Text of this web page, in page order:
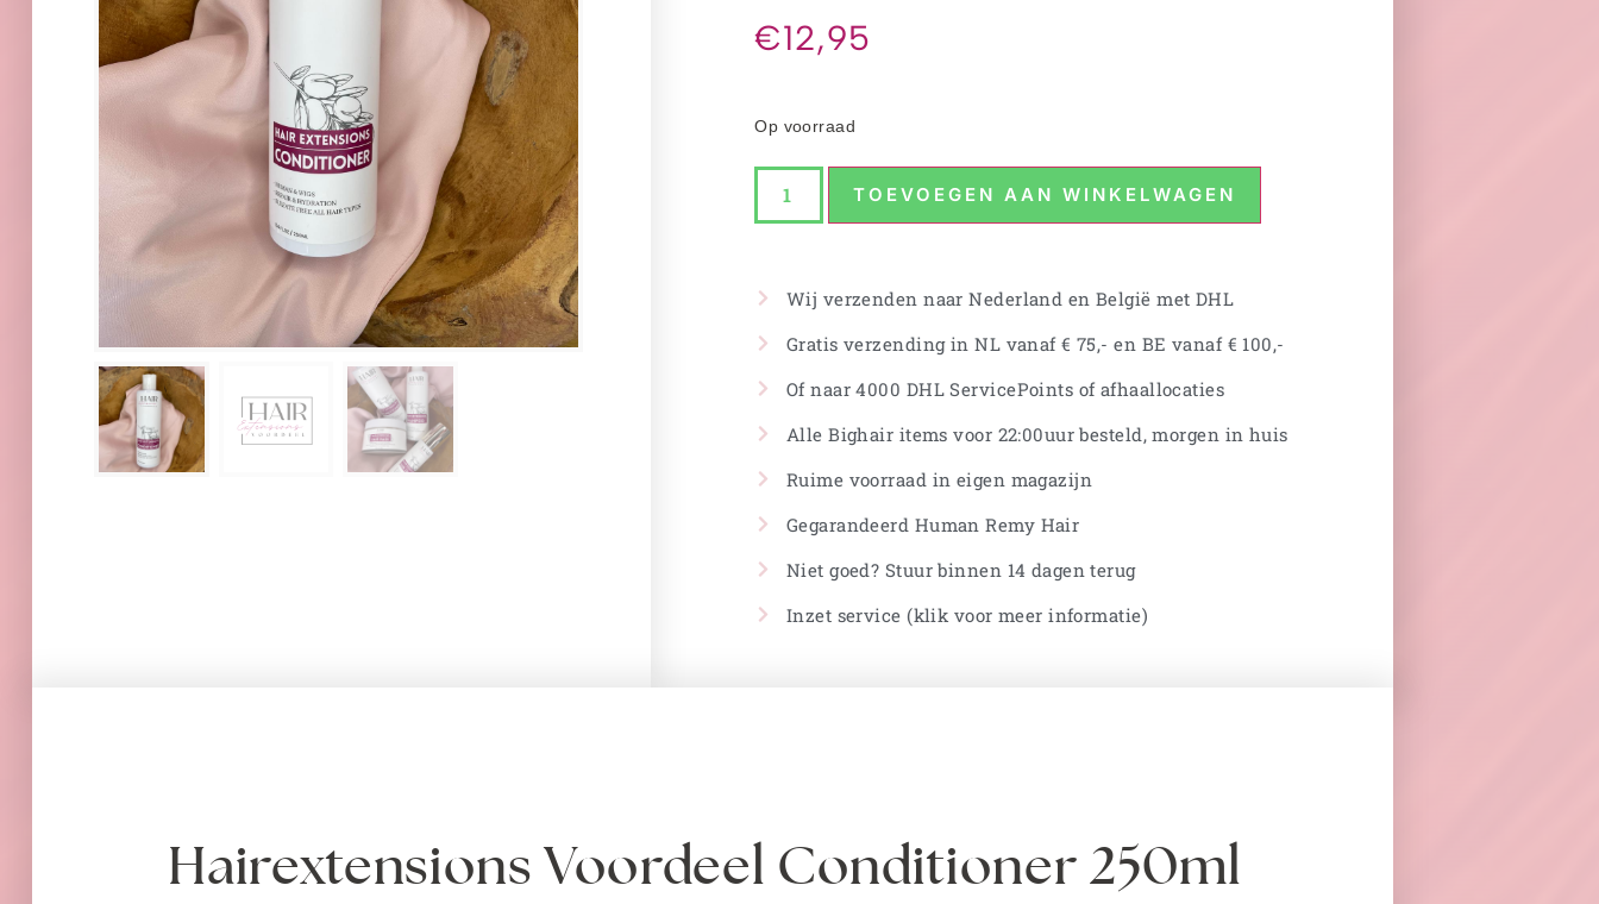
€12,95
Op voorraad
TOEVOEGEN AAN WINKELWAGEN
Wij verzenden naar Nederland en België met DHL
Gratis verzending in NL vanaf € 75,- en BE vanaf € 100,-
Of naar 4000 DHL ServicePoints of afhaallocaties
Alle Bighair items voor 22:00uur besteld, morgen in huis
Ruime voorraad in eigen magazijn
Gegarandeerd Human Remy Hair
Niet goed? Stuur binnen 14 dagen terug
Inzet service (klik voor meer informatie)
Hairextensions Voordeel Conditioner 250ml